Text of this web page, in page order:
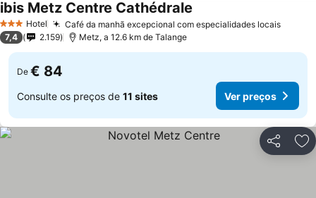
3 EstrelasHotel Café da manhã excepcional com especialidades locaisVer
ibis Metz Centre Cathédrale
7,4 2.159 Metz, a 12.6 km de Talange
De € 84
Consulte os preços de 11 sites Ver preços
Partilhar